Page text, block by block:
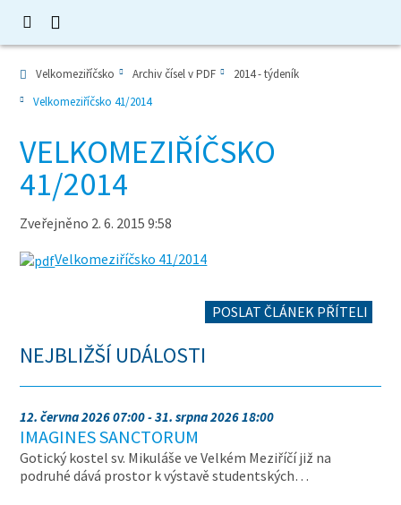
Velkomeziříčsko Archiv čísel v PDF
2014 - týdeník
Velkomeziříčsko 41/2014
VELKOMEZIŘÍČSKO
41/2014
Zveřejněno 2. 6. 2015 9:58
Velkomeziříčsko 41/2014
POSLAT ČLÁNEK PŘÍTELI
NEJBLIŽŠÍ UDÁLOSTI
12. června 2026 07:00 - 31. srpna 2026 18:00
IMAGINES SANCTORUM
Gotický kostel sv. Mikuláše ve Velkém Meziříčí již na
podruhé dává prostor k výstavě studentských…